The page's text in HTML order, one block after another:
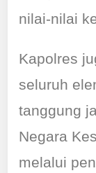
nilai-nilai
Kapolres
seluruh
tanggung
Negara
melalui